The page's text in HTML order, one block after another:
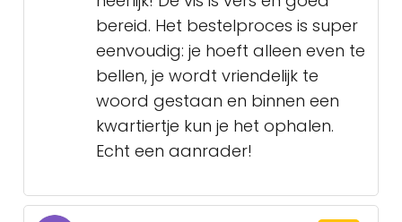
bereid. Het bestelproces is super
eenvoudig: je hoeft alleen even te
bellen, je wordt vriendelijk te
woord gestaan en binnen een
kwartiertje kun je het ophalen.
Echt een aanrader!